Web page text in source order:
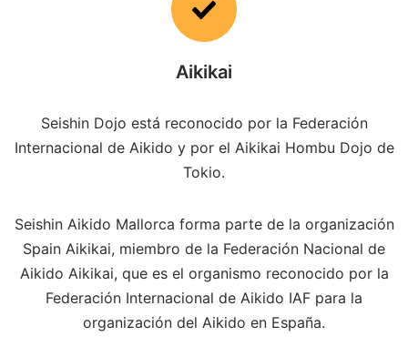
Aikikai
Seishin Dojo está reconocido por la Federación
Internacional de Aikido y por el Aikikai Hombu Dojo de
Tokio.
Seishin Aikido Mallorca forma parte de la organización
Spain Aikikai, miembro de la Federación Nacional de
Aikido Aikikai, que es el organismo reconocido por la
Federación Internacional de Aikido IAF para la
organización del Aikido en España.